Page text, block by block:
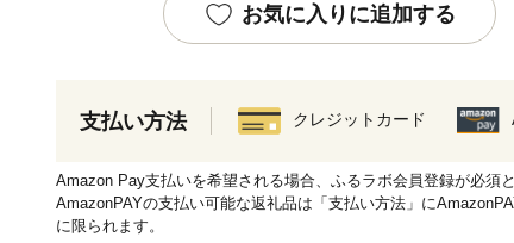
お気に入りに追加する
支払い方法 クレジットカード
Amazon Pay支払いを希望される場合、ふるラボ会員登録が必須と
AmazonPAYの支払い可能な返礼品は「支払い方法」に
に限られます。